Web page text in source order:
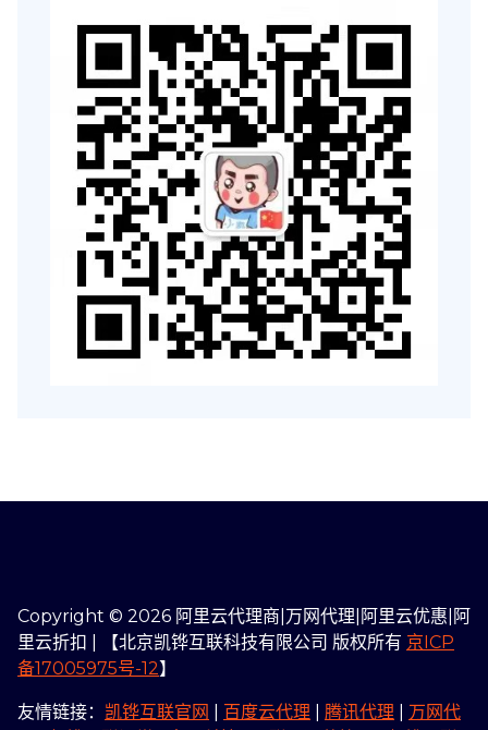
Copyright © 2026 阿里云代理商|万网代理|阿里云优惠|阿
里云折扣 | 【北京凯铧互联科技有限公司 版权所有 京ICP
备17005975号-12】
友情链接： 凯铧互联官网 百度云代理 腾讯代理
万网代